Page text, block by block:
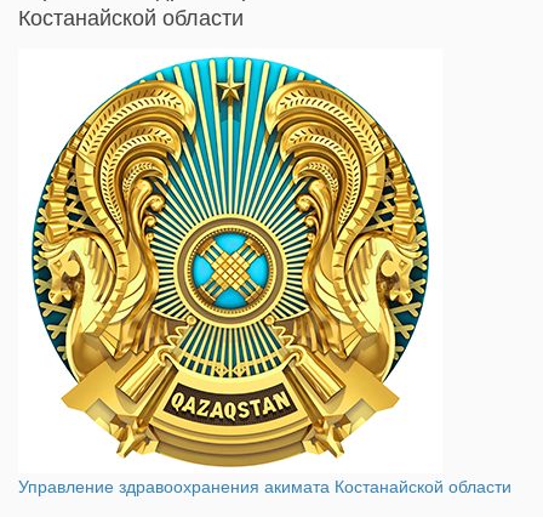
Костанайской области
Управление здравоохранения акимата Костанайской области